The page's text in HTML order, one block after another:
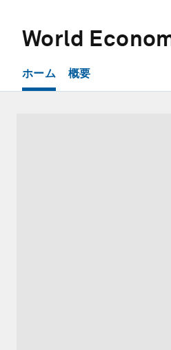
World
ホーム 概要